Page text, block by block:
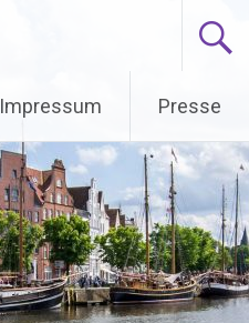
Impressum Presse